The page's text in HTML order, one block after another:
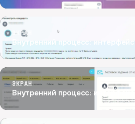
ЭКРАН
Внутренний процесс:
ЭКРАН
Внутренний процесс: